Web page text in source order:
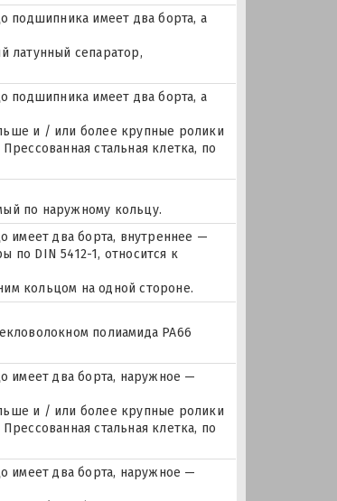
подшипника имеет два борта, а
латунный сепаратор,
подшипника имеет два борта, а
и / или более крупные ролики
стальная клетка, по
по наружному кольцу.
имеет два борта, внутреннее —
по DIN 5412-1, относится к
кольцом на одной стороне.
полиамида PA66
имеет два борта, наружное —
и / или более крупные ролики
стальная клетка, по
имеет два борта, наружное —